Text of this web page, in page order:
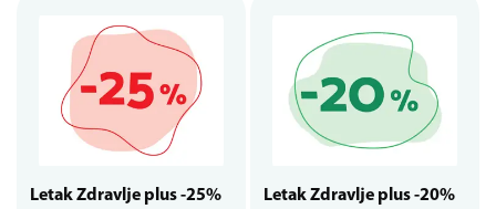
Letak Zdravlje plus -25% Letak Zdravlje plus -20%